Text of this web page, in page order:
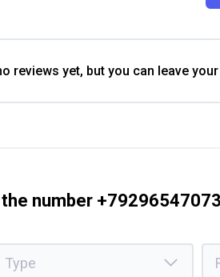
reviews yet, but you can leave
number +79296547073